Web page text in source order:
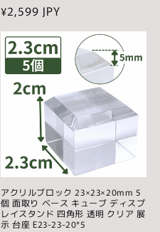
通
常
価
格
¥2,599 JPY
アクリルブロック 23×23×20mm 5
個 面取り ベース キューブ ディスプ
レイスタンド 四角形 透明 クリア 展
示 台座 E23-23-20*5